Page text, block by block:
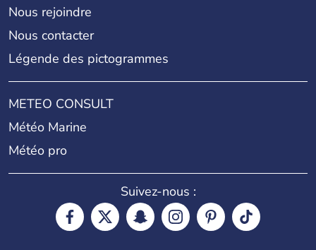
Nous rejoindre
Nous contacter
Légende des pictogrammes
METEO CONSULT
Météo Marine
Météo pro
Suivez-nous :